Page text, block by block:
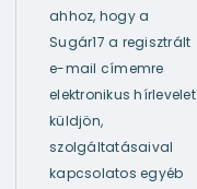
ahhoz, hogy a
Sugár17 a regisztrált
e-mail címemre
elektronikus hírlevelet
küldjön,
szolgáltatásaival
kapcsolatos egyéb